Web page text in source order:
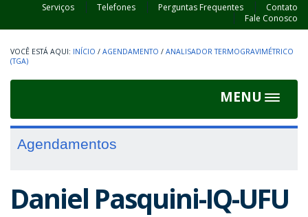
Serviços Telefones Perguntas Frequentes
Contato
Fale Conosco
INÍCIO / AGENDAMENTO / ANALISADOR TERMOGRAVIMÉTRICO
(TGA)
MENU
Toggle
Agendamentos
Daniel Pasquini-IQ-UFU